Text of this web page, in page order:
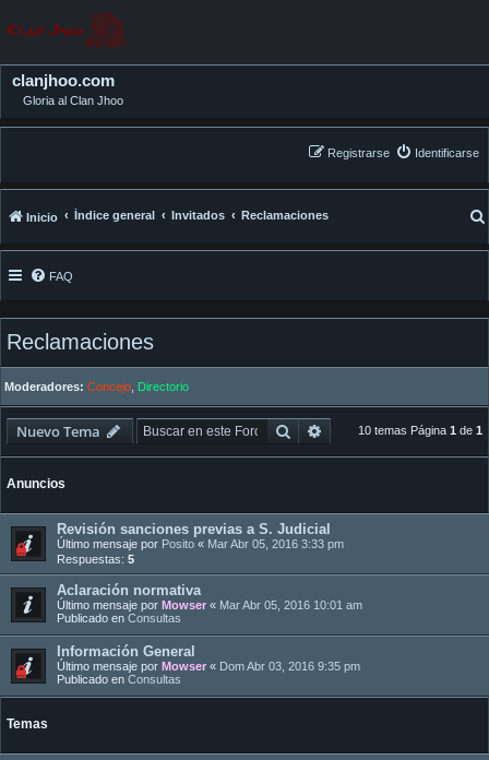
clanjhoo.com
Gloria al Clan Jhoo
Identificarse
Registrarse
Inicio Índice general Invitados Reclamaciones
FAQ
Reclamaciones
Moderadores: Concejo Directorio
Nuevo Tema Buscar Búsqueda avanzada
10 temas Página 1 de 1
Anuncios
Revisión sanciones previas a S. Judicial
Último mensaje por Posito « Mar Abr 05, 2016 3:33 pm
Respuestas: 5
Aclaración normativa
Último mensaje por Mowser « Mar Abr 05, 2016 10:01 am
Publicado en Consultas
Información General
Último mensaje por Mowser « Dom Abr 03, 2016 9:35 pm
Publicado en Consultas
Temas